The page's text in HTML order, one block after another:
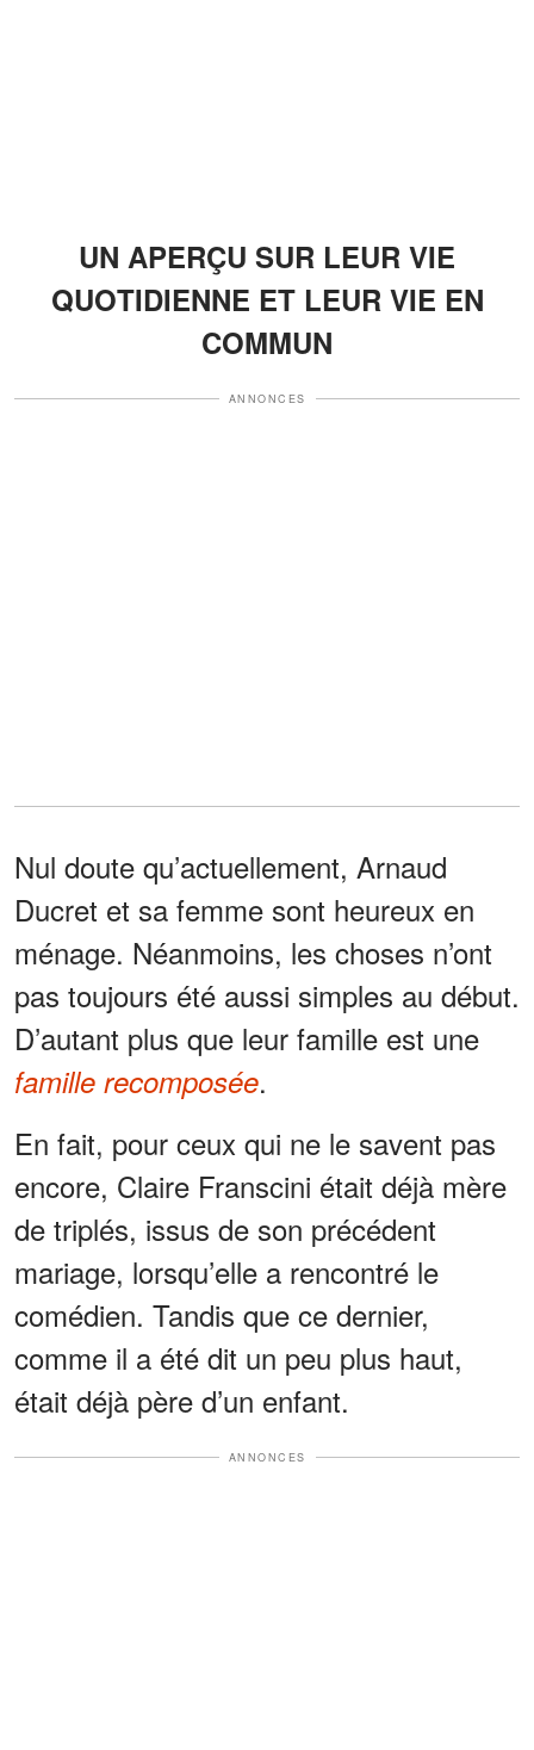
UN APERÇU SUR LEUR VIE
QUOTIDIENNE ET LEUR VIE EN
COMMUN
ANNONCES
Nul doute qu’actuellement, Arnaud
Ducret et sa femme sont heureux en
ménage. Néanmoins, les choses n’ont
pas toujours été aussi simples au début.
D’autant plus que leur famille est une
famille recomposée.
En fait, pour ceux qui ne le savent pas
encore, Claire Franscini était déjà mère
de triplés, issus de son précédent
mariage, lorsqu’elle a rencontré le
comédien. Tandis que ce dernier,
comme il a été dit un peu plus haut,
était déjà père d’un enfant.
ANNONCES